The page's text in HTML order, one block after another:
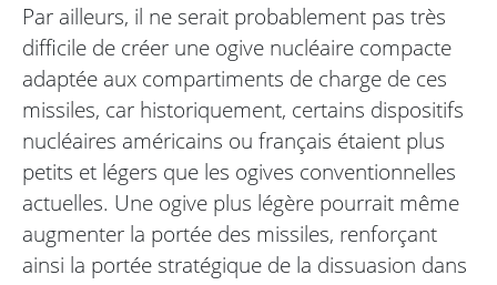
Par ailleurs, il ne serait probablement pas très
difficile de créer une ogive nucléaire compacte
adaptée aux compartiments de charge de ces
missiles, car historiquement, certains dispositifs
nucléaires américains ou français étaient plus
petits et légers que les ogives conventionnelles
actuelles. Une ogive plus légère pourrait même
augmenter la portée des missiles, renforçant
ainsi la portée stratégique de la dissuasion dans